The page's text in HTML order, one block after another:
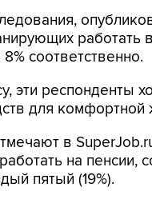
работать
соответственно.
эти респонденты
для комфортной
в
на пенсии,
пятый (19%).